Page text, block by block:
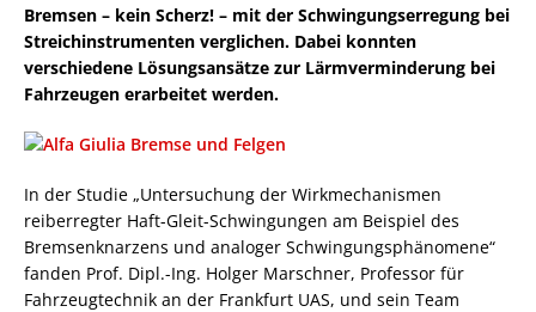
Bremsen – kein Scherz! – mit der Schwingungserregung bei
Streichinstrumenten verglichen. Dabei konnten
verschiedene Lösungsansätze zur Lärmverminderung bei
Fahrzeugen erarbeitet werden.
In der Studie „Untersuchung der Wirkmechanismen
reiberregter Haft-Gleit-Schwingungen am Beispiel des
Bremsenknarzens und analoger Schwingungsphänomene“
fanden Prof. Dipl.-Ing. Holger Marschner, Professor für
Fahrzeugtechnik an der Frankfurt UAS, und sein Team